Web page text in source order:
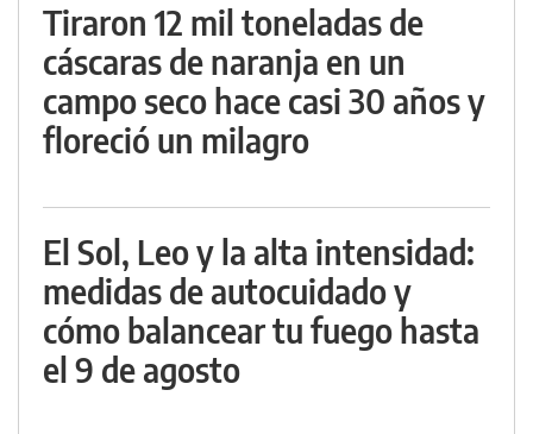
Tiraron 12 mil toneladas de
cáscaras de naranja en un
campo seco hace casi 30 años y
floreció un milagro
El Sol, Leo y la alta intensidad:
medidas de autocuidado y
cómo balancear tu fuego hasta
el 9 de agosto